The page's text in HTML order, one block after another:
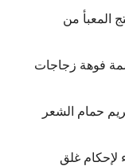
المعبأ من
فوهة زجاجات
حمام الشعر
غلق